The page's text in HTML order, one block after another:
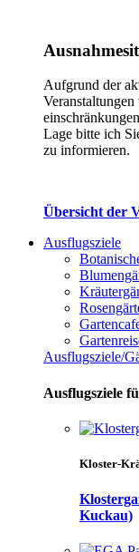
Aufgrund der
Lage bitte ich
zu informieren.
Übersicht der
Ausflugsziele
Ausflugsziele/
Ausflugsziele
Kloster-
Kuckau)